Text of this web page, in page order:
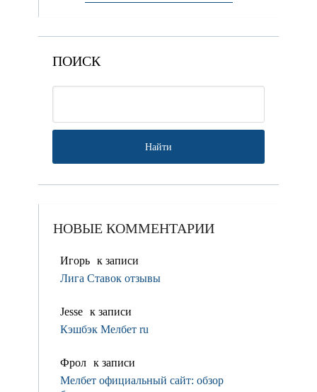
ПОИСК
НОВЫЕ КОММЕНТАРИИ
Игорь к записи
Лига Ставок отзывы
Jesse к записи
Кэшбэк Мелбет ru
Фрол к записи
Мелбет официальный сайт: обзор